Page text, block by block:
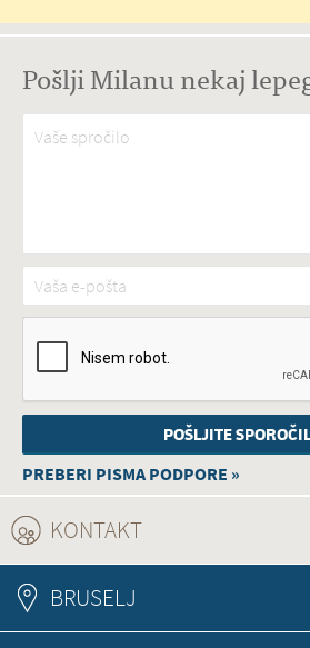
Pošlji Milanu nekaj
Vaše spročilo*
Vaša e-pošta*
PREBERI PISMA PODPORE »
KONTAKT
BRUSELJ